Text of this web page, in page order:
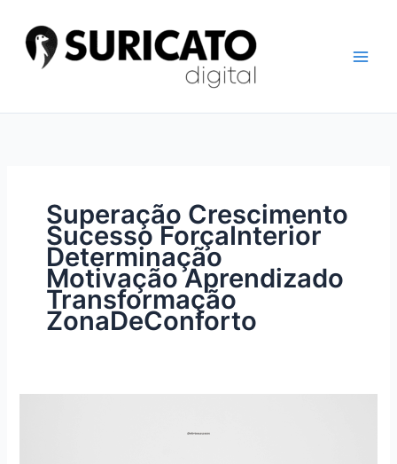
conteúdo
Superação Crescimento
Sucesso ForçaInterior
Determinação
Motivação Aprendizado
Transformação
ZonaDeConforto